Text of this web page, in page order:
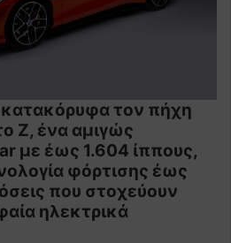
κατακόρυφα τον πήχη
Z, ένα αμιγώς
με έως 1.604 ίππους,
φόρτισης έως
που στοχεύουν
ηλεκτρικά